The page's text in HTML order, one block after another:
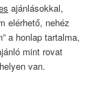
ajánlásokkal,
elérhető, nehéz
a honlap tartalma,
mint rovat
van.